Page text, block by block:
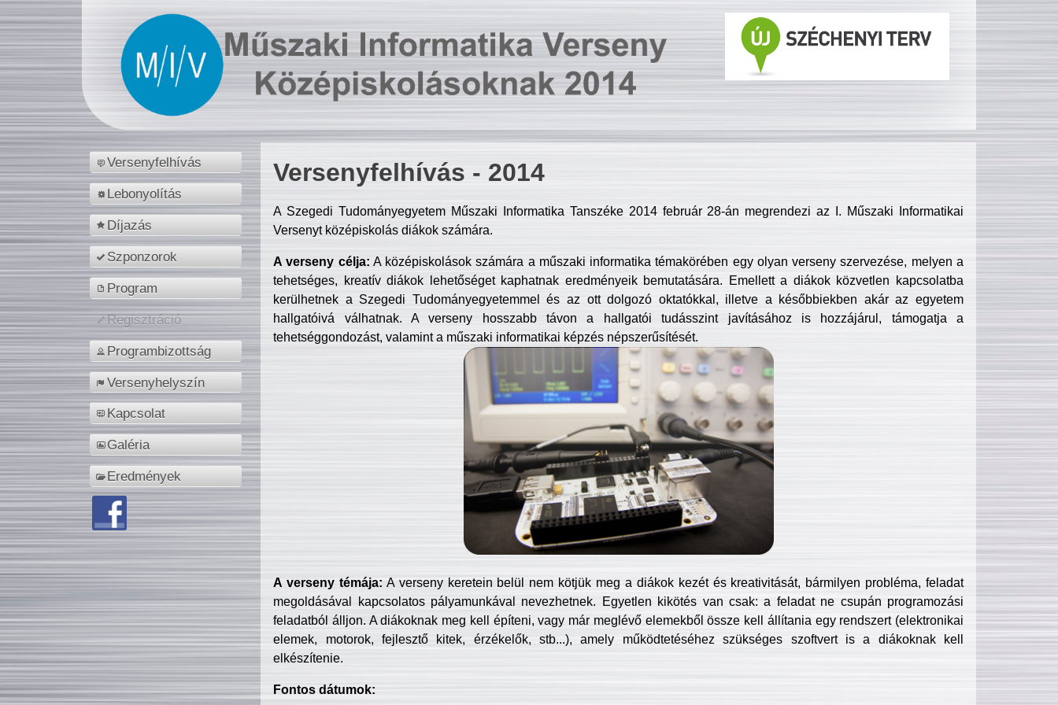
Versenyfelhívás
Lebonyolítás
Díjazás
Szponzorok
Program
Regisztráció
Programbizottság
Versenyhelyszín
Kapcsolat
Galéria
Eredmények
Versenyfelhívás - 2014
A Szegedi Tudományegyetem Műszaki Informatika Tanszéke 2014 február 28-án megrendezi az I. Műszaki Informatikai
Versenyt középiskolás diákok számára.
A verseny célja: A középiskolások számára a műszaki informatika témakörében egy olyan verseny szervezése, melyen a
tehetséges, kreatív diákok lehetőséget kaphatnak eredményeik bemutatására. Emellett a diákok közvetlen kapcsolatba
kerülhetnek a Szegedi Tudományegyetemmel és az ott dolgozó oktatókkal, illetve a későbbiekben akár az egyetem
hallgatóivá válhatnak. A verseny hosszabb távon a hallgatói tudásszint javításához is hozzájárul, támogatja a
tehetséggondozást, valamint a műszaki informatikai képzés népszerűsítését.
A verseny témája: A verseny keretein belül nem kötjük meg a diákok kezét és kreativitását, bármilyen probléma, feladat
megoldásával kapcsolatos pályamunkával nevezhetnek. Egyetlen kikötés van csak: a feladat ne csupán programozási
feladatból álljon. A diákoknak meg kell építeni, vagy már meglévő elemekből össze kell állítania egy rendszert (elektronikai
elemek, motorok, fejlesztő kitek, érzékelők, stb...), amely működtetéséhez szükséges szoftvert is a diákoknak kell
elkészítenie.
Fontos dátumok: